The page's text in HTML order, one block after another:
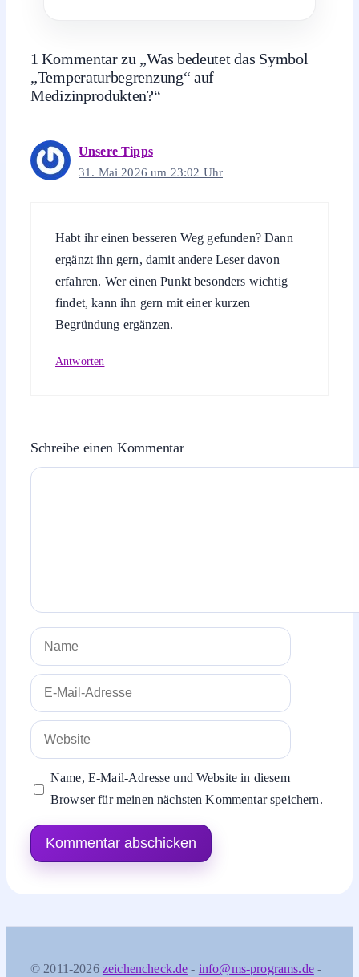
1 Kommentar zu „Was bedeutet das Symbol
„Temperaturbegrenzung“ auf
Medizinprodukten?“
Unsere Tipps
31. Mai 2026 um 23:02 Uhr
Habt ihr einen besseren Weg gefunden? Dann
ergänzt ihn gern, damit andere Leser davon
erfahren. Wer einen Punkt besonders wichtig
findet, kann ihn gern mit einer kurzen
Begründung ergänzen.
Antworten
Schreibe einen Kommentar
Kommentar
Name
E-
Mail-
Adresse
Website
Name, E-Mail-Adresse und Website in diesem
Browser für meinen nächsten Kommentar speichern.
© 2011-2026 zeichencheck.de - info@ms-programs.de-